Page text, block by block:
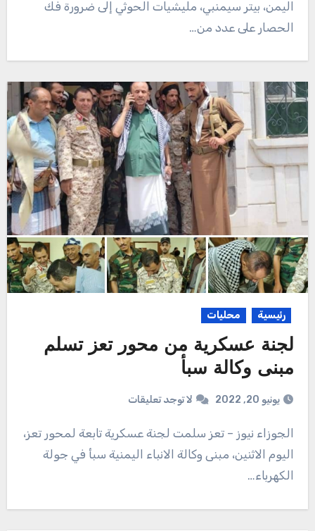
اليمن، بيتر سيمنبي، مليشيات الحوثي إلى ضرورة فك
الحصار على عدد من…
رئيسية محليات
لجنة عسكرية من محور تعز تسلم
مبنى وكالة سبأ
يونيو 20, 2022 لا توجد تعليقات
اليوم الاثنين، مبنى وكالة الانباء اليمنية سبأ في جولة
الكهرباء…